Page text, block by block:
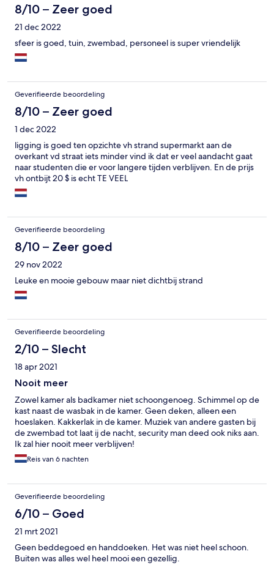
8/10 – Zeer goed
21 dec 2022
sfeer is goed, tuin, zwembad, personeel is super vriendelijk
Geverifieerde beoordeling
8/10 – Zeer goed
1 dec 2022
ligging is goed ten opzichte vh strand supermarkt aan de
overkant vd straat iets minder vind ik dat er veel aandacht gaat
naar studenten die er voor langere tijden verblijven. En de prijs
vh ontbijt 20 $ is echt TE VEEL
Geverifieerde beoordeling
8/10 – Zeer goed
29 nov 2022
Leuke en mooie gebouw maar niet dichtbij strand
Geverifieerde beoordeling
2/10 – Slecht
18 apr 2021
Nooit meer
Zowel kamer als badkamer niet schoongenoeg. Schimmel op de
kast naast de wasbak in de kamer. Geen deken, alleen een
hoeslaken. Kakkerlak in de kamer. Muziek van andere gasten bij
de zwembad tot laat ij de nacht, security man deed ook niks aan.
Ik zal hier nooit meer verblijven!
Reis van 6 nachten
Geverifieerde beoordeling
6/10 – Goed
21 mrt 2021
Geen beddegoed en handdoeken. Het was niet heel schoon.
Buiten was alles wel heel mooi een gezellig.